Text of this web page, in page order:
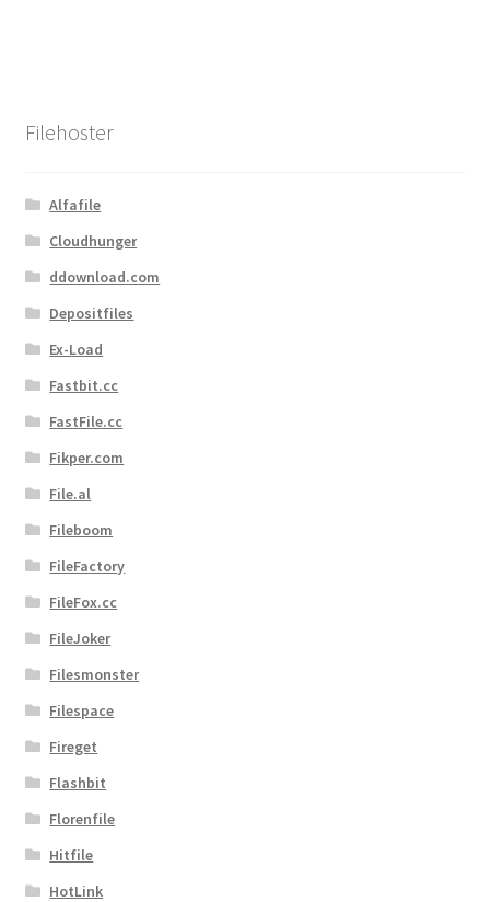
Filehoster
Alfafile
Cloudhunger
ddownload.com
Depositfiles
Ex-Load
Fastbit.cc
FastFile.cc
Fikper.com
File.al
Fileboom
FileFactory
FileFox.cc
FileJoker
Filesmonster
Filespace
Fireget
Flashbit
Florenfile
Hitfile
HotLink